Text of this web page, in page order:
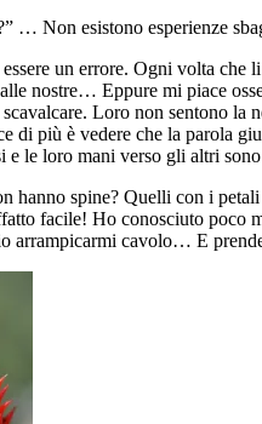
… Non esistono esperienze
un errore. Ogni volta che
nostre… Eppure mi piace
Loro non sentono
più è vedere che la parola
le loro mani verso gli altri
hanno spine? Quelli con i
facile! Ho conosciuto poco
arrampicarmi cavolo… E